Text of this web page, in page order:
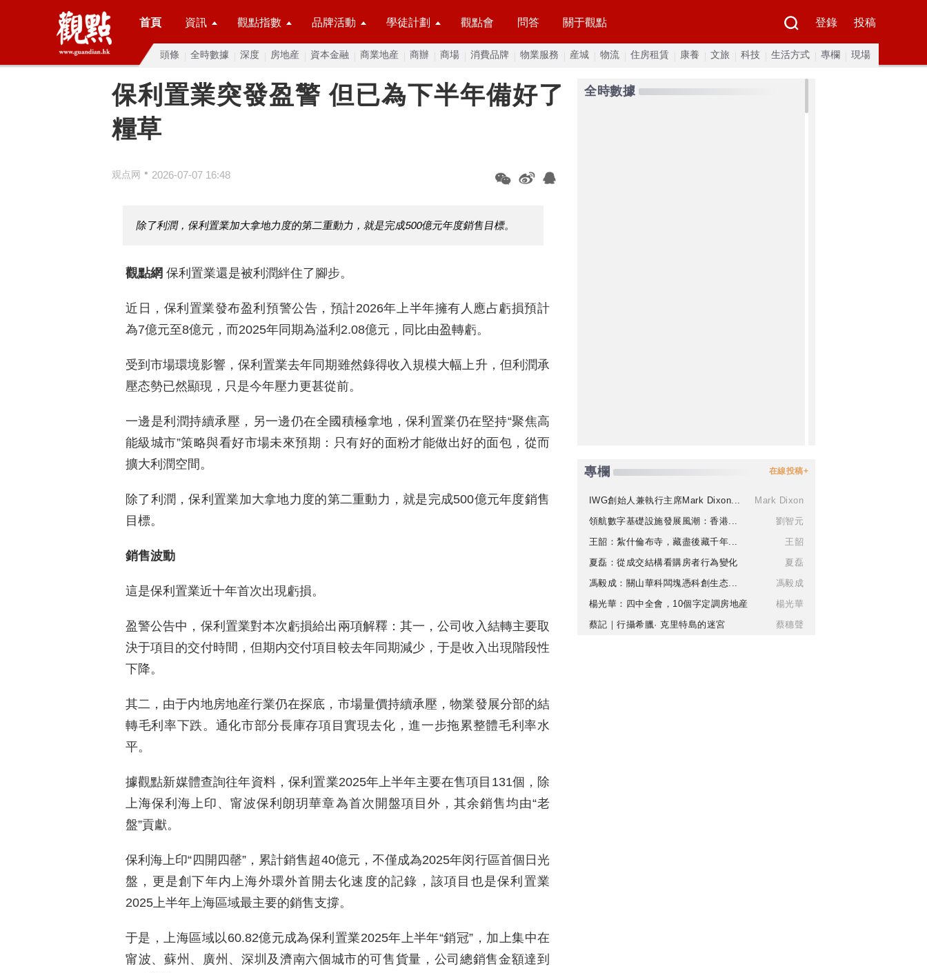
首頁 資訊 觀點指數 品牌活動 學徒計劃 觀點會 問答 關于觀點 登錄 投稿
頭條 全時數據 深度 房地産 資本金融 商業地産 商辦 商場 消費品牌 物業服務 産城 物流 住房租賃 康養 文旅 科技 生活方式 專欄 現場
保利置業突發盈警 但已為下半年備好了
糧草
观点网 • 2026-07-07 16:48
除了利潤，保利置業加大拿地力度的第二重動力，就是完成500億元年度銷售目標。
觀點網 保利置業還是被利潤絆住了腳步。
近日，保利置業發布盈利預警公告，預計2026年上半年擁有人應占虧損預計
為7億元至8億元，而2025年同期為溢利2.08億元，同比由盈轉虧。
受到市場環境影響，保利置業去年同期雖然錄得收入規模大幅上升，但利潤承
壓态勢已然顯現，只是今年壓力更甚從前。
一邊是利潤持續承壓，另一邊仍在全國積極拿地，保利置業仍在堅持“聚焦高
能級城市”策略與看好市場未來預期：只有好的面粉才能做出好的面包，從而
擴大利潤空間。
除了利潤，保利置業加大拿地力度的第二重動力，就是完成500億元年度銷售
目標。
銷售波動
這是保利置業近十年首次出現虧損。
盈警公告中，保利置業對本次虧損給出兩項解釋：其一，公司收入結轉主要取
決于項目的交付時間，但期内交付項目較去年同期減少，于是收入出現階段性
下降。
其二，由于内地房地産行業仍在探底，市場量價持續承壓，物業發展分部的結
轉毛利率下跌。通化市部分長庫存項目實現去化，進一步拖累整體毛利率水
平。
據觀點新媒體查詢往年資料，保利置業2025年上半年主要在售項目131個，除
上海保利海上印、甯波保利朗玥華章為首次開盤項目外，其余銷售均由“老
盤”貢獻。
保利海上印“四開四罄”，累計銷售超40億元，不僅成為2025年闵行區首個日光
盤，更是創下年内上海外環外首開去化速度的記錄，該項目也是保利置業
2025上半年上海區域最主要的銷售支撐。
于是，上海區域以60.82億元成為保利置業2025年上半年“銷冠”，加上集中在
甯波、蘇州、廣州、深圳及濟南六個城市的可售貨量，公司總銷售金額達到
全時數據
專欄 在線投稿+
IWG創始人兼執行主席Mark Dixon...
Mark Dixon
領航數字基礎設施發展風潮：香港...
劉智元
王韶：紮什倫布寺，藏盡後藏千年...
王韶
夏磊：從成交結構看購房者行為變化
夏磊
馮毅成：關山華科闆塊憑科創生态...
馮毅成
楊光華：四中全會，10個字定調房地産
楊光華
蔡記｜行攝希臘· 克里特島的迷宮
蔡穗聲